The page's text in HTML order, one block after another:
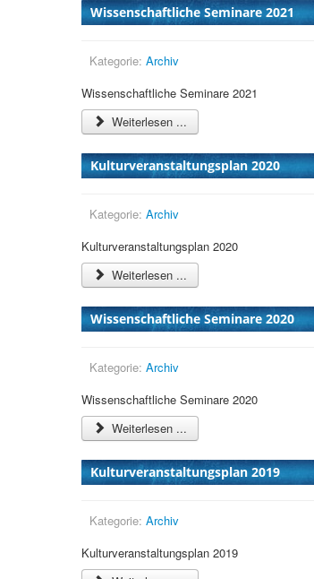
Wissenschaftliche Seminare 2021
Kategorie: Archiv
Wissenschaftliche Seminare 2021
Weiterlesen ...
Kulturveranstaltungsplan 2020
Kategorie: Archiv
Kulturveranstaltungsplan 2020
Weiterlesen ...
Wissenschaftliche Seminare 2020
Kategorie: Archiv
Wissenschaftliche Seminare 2020
Weiterlesen ...
Kulturveranstaltungsplan 2019
Kategorie: Archiv
Kulturveranstaltungsplan 2019